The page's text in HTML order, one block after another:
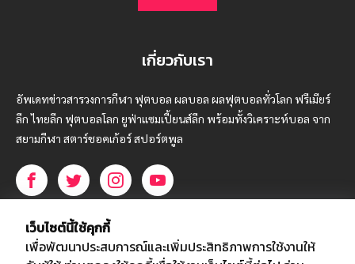
เกี่ยวกับเรา
อัพเดทข่าวสารวงการกีฬา ฟุตบอล ผลบอล ผลฟุตบอลทั่วโลก ฟรีเมียร์
ลีก ไทยลีก ฟุตบอลโลก ยูฟ่าแซมเปี้ยนส์ลีก พร้อมทั้งวิเคราะห์บอล จาก
สยามกีฬา สตาร์ชอคเก้อร์ สปอร์ตพูล
บริษัท สยามสปอร์ต ซินติเคท จำกัด (มหาชน)
เลขที่ 66/26 - 29 ซอยรามอินทรา 40
ถนนรามอินทรา แขวงนวลจันทร์
เว็บไซต์นี้ใช้คุกกี้
เพื่อพัฒนาประสบการณ์และเพิ่มประสิทธิภาพการใช้งานให้